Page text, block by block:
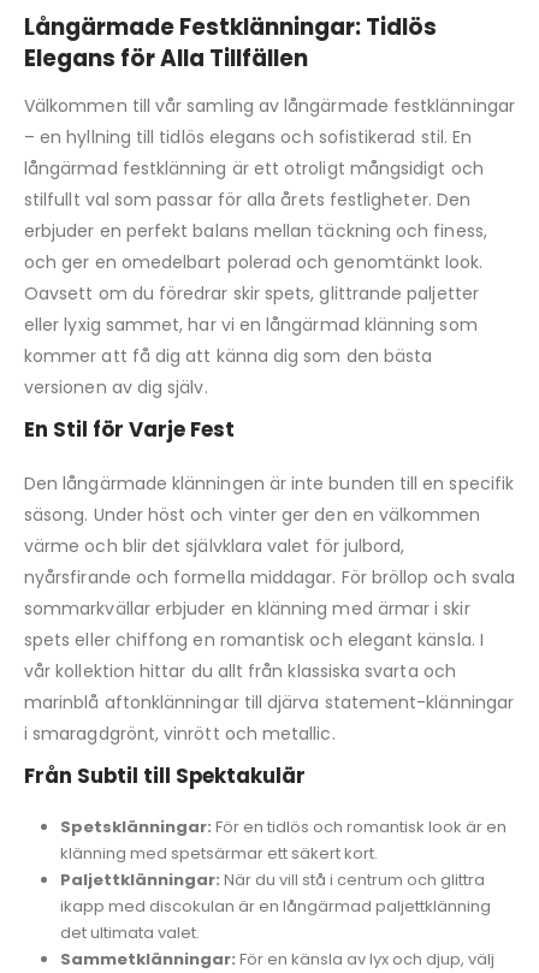
Långärmade Festklänningar: Tidlös
Elegans för Alla Tillfällen
Välkommen till vår samling av långärmade festklänningar
– en hyllning till tidlös elegans och sofistikerad stil. En
långärmad festklänning är ett otroligt mångsidigt och
stilfullt val som passar för alla årets festligheter. Den
erbjuder en perfekt balans mellan täckning och finess,
och ger en omedelbart polerad och genomtänkt look.
Oavsett om du föredrar skir spets, glittrande paljetter
eller lyxig sammet, har vi en långärmad klänning som
kommer att få dig att känna dig som den bästa
versionen av dig själv.
En Stil för Varje Fest
Den långärmade klänningen är inte bunden till en specifik
säsong. Under höst och vinter ger den en välkommen
värme och blir det självklara valet för julbord,
nyårsfirande och formella middagar. För bröllop och svala
sommarkvällar erbjuder en klänning med ärmar i skir
spets eller chiffong en romantisk och elegant känsla. I
vår kollektion hittar du allt från klassiska svarta och
marinblå aftonklänningar till djärva statement-klänningar
i smaragdgrönt, vinrött och metallic.
Från Subtil till Spektakulär
Spetsklänningar: För en tidlös och romantisk look är en
klänning med spetsärmar ett säkert kort.
Paljettklänningar: När du vill stå i centrum och glittra
ikapp med discokulan är en långärmad paljettklänning
det ultimata valet.
Sammetklänningar: För en känsla av lyx och djup, välj